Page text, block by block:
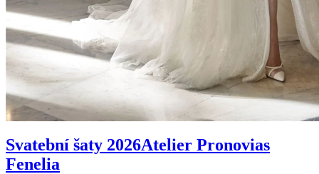
Svatební šaty 2026Atelier Pronovias
Fenelia